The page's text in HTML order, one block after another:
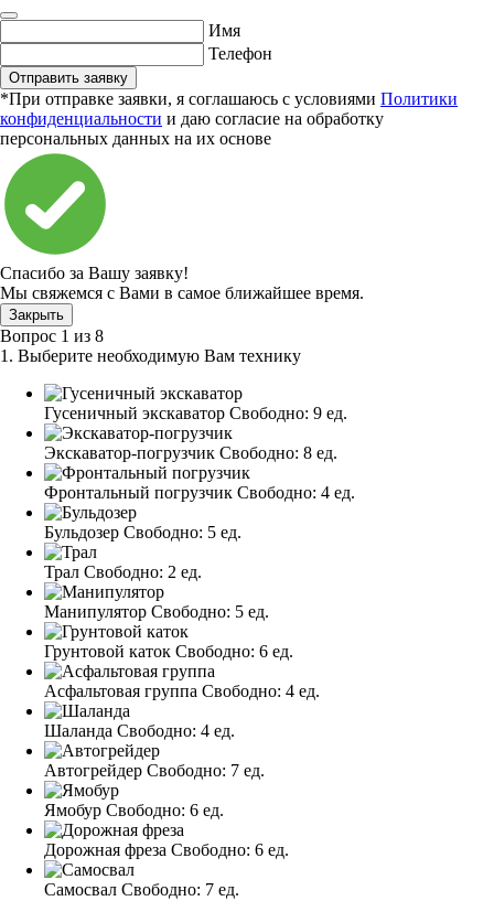
Имя
Телефон
Отправить заявку
*При отправке заявки, я соглашаюсь с условиями Политики
конфиденциальности и даю согласие на обработку
персональных данных на их основе
Спасибо за Вашу заявку!
Мы свяжемся с Вами в самое ближайшее время.
Закрыть
Вопрос 1 из 8
1. Выберите необходимую Вам технику
Гусеничный экскаватор Свободно: 9 ед.
Экскаватор-погрузчик Свободно: 8 ед.
Фронтальный погрузчик Свободно: 4 ед.
Бульдозер Свободно: 5 ед.
Трал Свободно: 2 ед.
Манипулятор Свободно: 5 ед.
Грунтовой каток Свободно: 6 ед.
Асфальтовая группа Свободно: 4 ед.
Шаланда Свободно: 4 ед.
Автогрейдер Свободно: 7 ед.
Ямобур Свободно: 6 ед.
Дорожная фреза Свободно: 6 ед.
Самосвал Свободно: 7 ед.